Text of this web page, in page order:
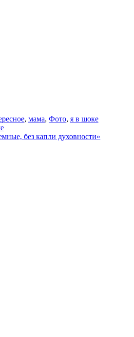
, мама, Фото, я в шоке
без капли духовности»